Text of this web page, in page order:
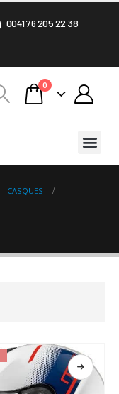
0041 76 205 22 38
0
CASQUES